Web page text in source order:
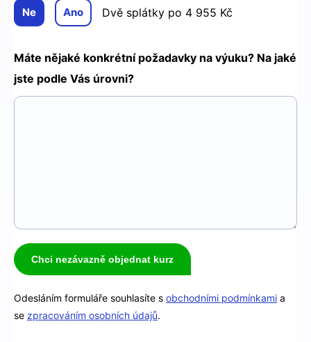
Ne Ano Dvě splátky po 4 955 Kč
Máte nějaké konkrétní požadavky na výuku? Na jaké
jste podle Vás úrovni?
Chci nezávazně objednat kurz
Odesláním formuláře souhlasíte s obchodními podmínkami a
se zpracováním osobních údajů.